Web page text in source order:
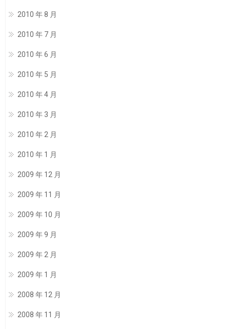
2010 年 8 月
2010 年 7 月
2010 年 6 月
2010 年 5 月
2010 年 4 月
2010 年 3 月
2010 年 2 月
2010 年 1 月
2009 年 12 月
2009 年 11 月
2009 年 10 月
2009 年 9 月
2009 年 2 月
2009 年 1 月
2008 年 12 月
2008 年 11 月